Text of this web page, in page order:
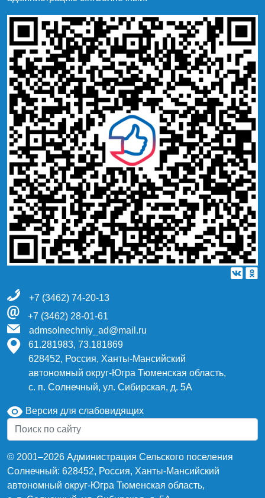
+7 (3462) 74-20-13
+7 (3462) 28-01-61
admsolnechniy_ad@mail.ru
61.281983, 73.181869
628452, Россия, Ханты-Мансийский
автономный округ-Югра Тюменская область,
с. п. Солнечный, ул. Сибирская, д. 5А
Версия для слабовидящих
© 2001–2026 Администрация Сельского поселения
Солнечный: 628452, Россия, Ханты-Мансийский
автономный округ-Югра Тюменская область,